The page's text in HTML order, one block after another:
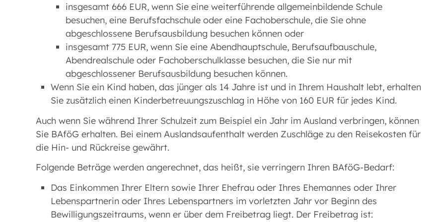
insgesamt 666 EUR, wenn Sie eine weiterführende allgemeinbildende Schule
besuchen, eine Berufsfachschule oder eine Fachoberschule, die Sie ohne
abgeschlossene Berufsausbildung besuchen können oder
insgesamt 775 EUR, wenn Sie eine Abendhauptschule, Berufsaufbauschule,
Abendrealschule oder Fachoberschulklasse besuchen, die Sie nur mit
abgeschlossener Berufsausbildung besuchen können.
Wenn Sie ein Kind haben, das jünger als 14 Jahre ist und in Ihrem Haushalt lebt, erhalten
Sie zusätzlich einen Kinderbetreuungszuschlag in Höhe von 160 EUR für jedes Kind.
Auch wenn Sie während Ihrer Schulzeit zum Beispiel ein Jahr im Ausland verbringen, können
Sie BAföG erhalten. Bei einem Auslandsaufenthalt werden Zuschläge zu den Reisekosten für
die Hin- und Rückreise gewährt.
Folgende Beträge werden angerechnet, das heißt, sie verringern Ihren BAföG-Bedarf:
Das Einkommen Ihrer Eltern sowie Ihrer Ehefrau oder Ihres Ehemannes oder Ihrer
Lebenspartnerin oder Ihres Lebenspartners im vorletzten Jahr vor Beginn des
Bewilligungszeitraums, wenn er über dem Freibetrag liegt. Der Freibetrag ist: